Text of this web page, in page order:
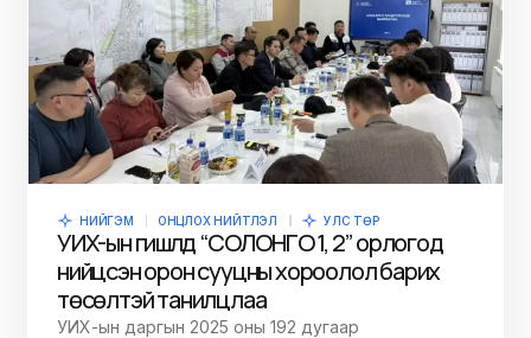
НИЙГЭМ ОНЦЛОХ НИЙТЛЭЛ УЛС ТӨР
УИХ-ын гишүүлд “СОЛОНГО 1, 2” орлогод
нийцсэн орон сууцны хороолол барих
төсөлтэй танилцлаа
УИХ-ын даргын 2025 оны 192 дугаар